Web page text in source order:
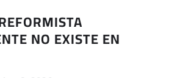
NO EXISTE EN